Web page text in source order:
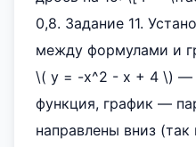
0,8. Задание 11.
между формулами и
\( y = -x^2 - x + 4 \) —
функция, график —
направлены вниз